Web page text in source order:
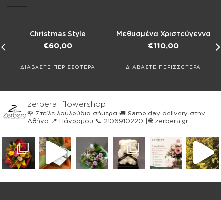
Christmas Style
€60,00
ΔΙΑΒΑΣΤΕ ΠΕΡΙΣΣΟΤΕΡΑ
Μεθυσμένα Χριστούγεννα
€110,00
ΔΙΑΒΑΣΤΕ ΠΕΡΙΣΣΟΤΕΡΑ
zerbera_flowershop
🌹 Στείλε λουλούδια σήμερα 🚚 Same day delivery στην
Αθήνα 📍 Πάνορμου 📞 2106910220 | 🌐 zerbera.gr